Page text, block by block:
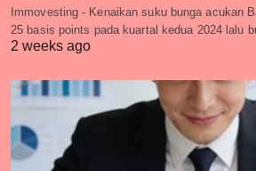
Immovesting - Kenaikan suku bunga acukan
25 basis points pada kuartal kedua 2024 lalu
2 weeks ago